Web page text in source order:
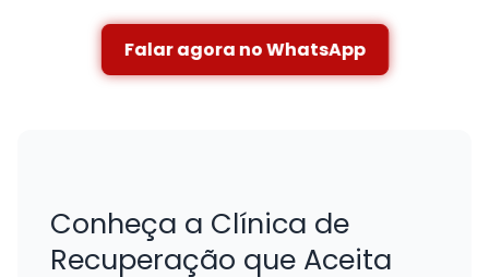
Falar agora no WhatsApp
Conheça a Clínica de
Recuperação que Aceita